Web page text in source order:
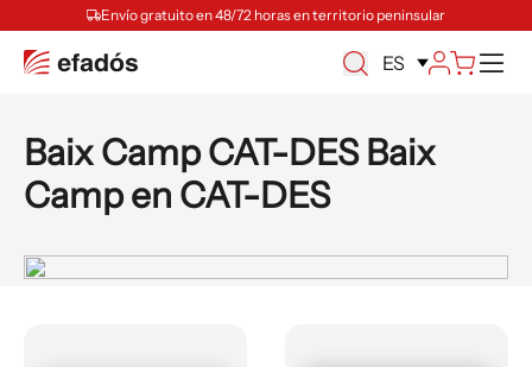
Envío gratuito en 48/72 horas en territorio peninsular
ES
Baix Camp CAT-DES Baix
Camp en CAT-DES